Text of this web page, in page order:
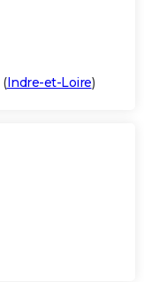
(Indre-et-Loire)